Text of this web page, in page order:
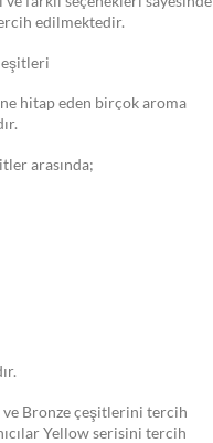
edilmektedir.
hitap eden birçok aroma
arasında;
ve Bronze çeşitlerini tercih
Yellow serisini tercih